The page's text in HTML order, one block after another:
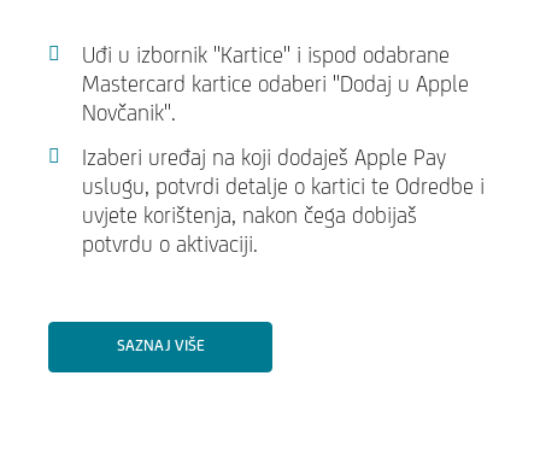
Uđi u izbornik "Kartice" i ispod odabrane
Mastercard kartice odaberi "Dodaj u Apple
Novčanik".
Izaberi uređaj na koji dodaješ Apple Pay
uslugu, potvrdi detalje o kartici te Odredbe i
uvjete korištenja, nakon čega dobijaš
potvrdu o aktivaciji.
SAZNAJ VIŠE